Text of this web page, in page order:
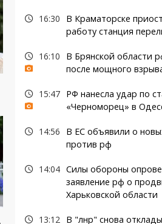
16:30
В Краматорске
работу станция
16:10
В Брянской области
после мощного
15:47
РФ нанесла удар по
«Черноморец» в
14:56
В ЕС объявили о
против рф
14:04 Силы обороны
заявление рф о
Харьковской области
13:12 В "лнр" снова